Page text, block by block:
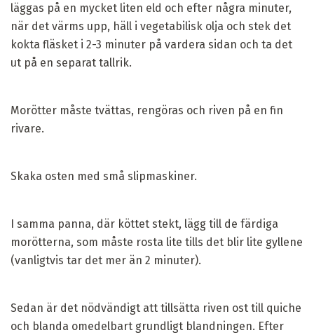
läggas på en mycket liten eld och efter några minuter,
när det värms upp, häll i vegetabilisk olja och stek det
kokta fläsket i 2-3 minuter på vardera sidan och ta det
ut på en separat tallrik.
Morötter måste tvättas, rengöras och riven på en fin
rivare.
Skaka osten med små slipmaskiner.
I samma panna, där köttet stekt, lägg till de färdiga
morötterna, som måste rosta lite tills det blir lite gyllene
(vanligtvis tar det mer än 2 minuter).
Sedan är det nödvändigt att tillsätta riven ost till quiche
och blanda omedelbart grundligt blandningen. Efter